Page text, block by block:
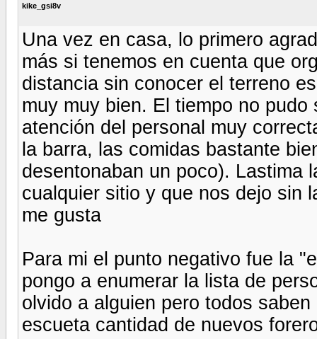
kike_gsi8v
Una vez en casa, lo primero
más si tenemos en cuenta que
distancia sin conocer el terreno
muy muy bien. El tiempo no
atención del personal muy
la barra, las comidas bastante
desentonaban un poco). Lastima
cualquier sitio y que nos dejo sin
me gusta
Para mi el punto negativo fue la
pongo a enumerar la lista de
olvido a alguien pero todos
escueta cantidad de nuevos